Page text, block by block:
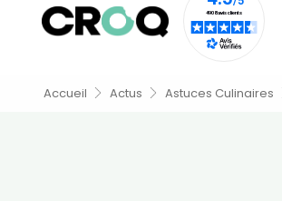
Accueil Actus Astuces Culinaires